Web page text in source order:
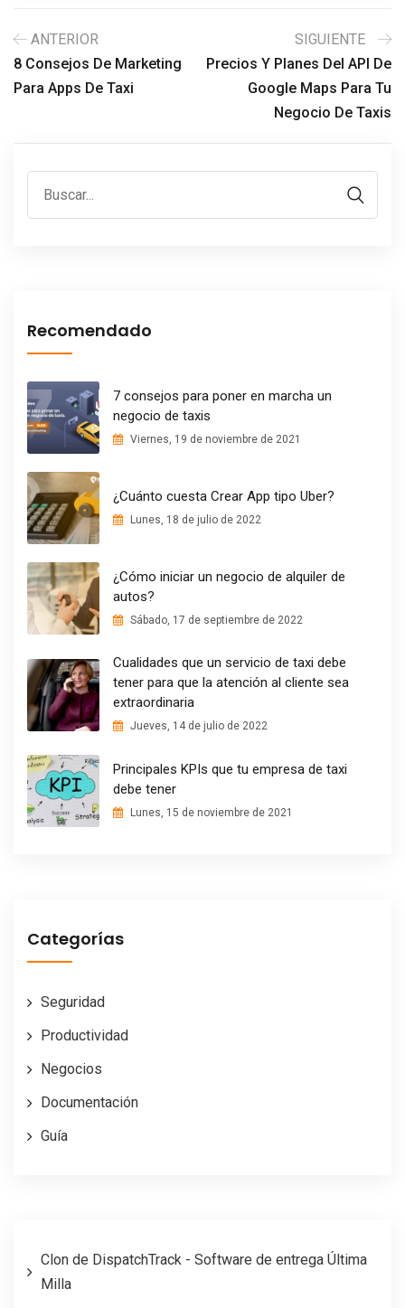
ANTERIOR
8 Consejos De Marketing
Para Apps De Taxi
SIGUIENTE
Precios Y Planes Del API De
Google Maps Para Tu
Negocio De Taxis
Recomendado
7 consejos para poner en marcha un
negocio de taxis
Viernes, 19 de noviembre de 2021
¿Cuánto cuesta Crear App tipo Uber?
Lunes, 18 de julio de 2022
¿Cómo iniciar un negocio de alquiler de
autos?
Sábado, 17 de septiembre de 2022
Cualidades que un servicio de taxi debe
tener para que la atención al cliente sea
extraordinaria
Jueves, 14 de julio de 2022
Principales KPIs que tu empresa de taxi
debe tener
Lunes, 15 de noviembre de 2021
Categorías
Seguridad
Productividad
Negocios
Documentación
Guía
Clon de DispatchTrack - Software de entrega Última
Milla